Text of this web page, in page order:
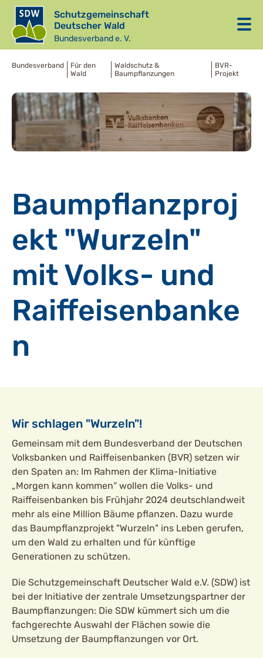
Schutzgemeinschaft
Deutscher Wald
Bundesverband e. V.
Bundesverband
Für den
Wald
Waldschutz &
Baumpflanzungen
BVR-
Projekt
Baumpflanzproj
ekt "Wurzeln"
mit Volks- und
Raiffeisenbanke
n
Wir schlagen "Wurzeln"!
Gemeinsam mit dem Bundesverband der Deutschen
Volksbanken und Raiffeisenbanken (BVR) setzen wir
den Spaten an: Im Rahmen der Klima-Initiative
„Morgen kann kommen“ wollen die Volks- und
Raiffeisenbanken bis Frühjahr 2024 deutschlandweit
mehr als eine Million Bäume pflanzen. Dazu wurde
das Baumpflanzprojekt "Wurzeln" ins Leben gerufen,
um den Wald zu erhalten und für künftige
Generationen zu schützen.
Die Schutzgemeinschaft Deutscher Wald e.V. (SDW) ist
bei der Initiative der zentrale Umsetzungspartner der
Baumpflanzungen: Die SDW kümmert sich um die
fachgerechte Auswahl der Flächen sowie die
Umsetzung der Baumpflanzungen vor Ort.